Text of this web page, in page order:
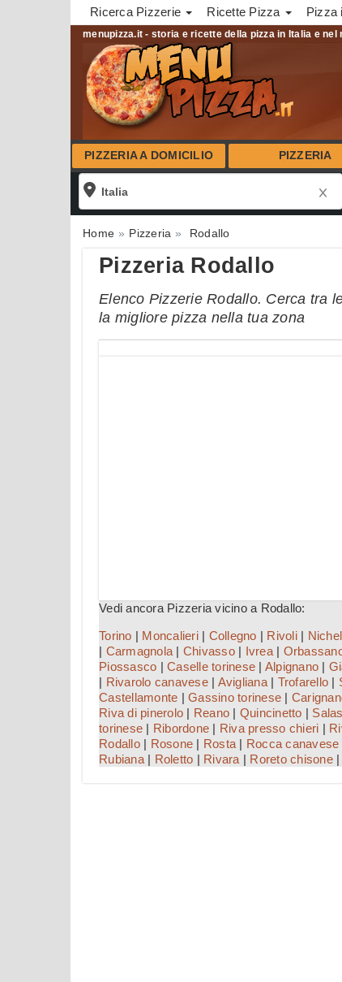
Ricerca Pizzerie Ricette Pizza Pizza
menupizza.it - storia e ricette della pizza in Italia e nel
PIZZERIA A DOMICILIO PIZZERIA
Home Pizzeria Rodallo
Pizzeria Rodallo
Elenco Pizzerie Rodallo. Cerca tra
la migliore pizza nella tua zona
Vedi ancora Pizzeria vicino a Rodallo:
Torino | Moncalieri| Collegno | Rivoli|
| Carmagnola | Chivasso| Ivrea|
Piossasco | Caselle torinese | Alpignano |
| Rivarolo canavese| Avigliana| Trofarello |
Castellamonte | Gassino torinese |
Riva di pinerolo | Reano | Quincinetto |
torinese | Ribordone | Riva presso chieri |
Rodallo| Rosone | Rosta | Rocca canavese
Rubiana| Roletto | Rivara | Roreto chisone|